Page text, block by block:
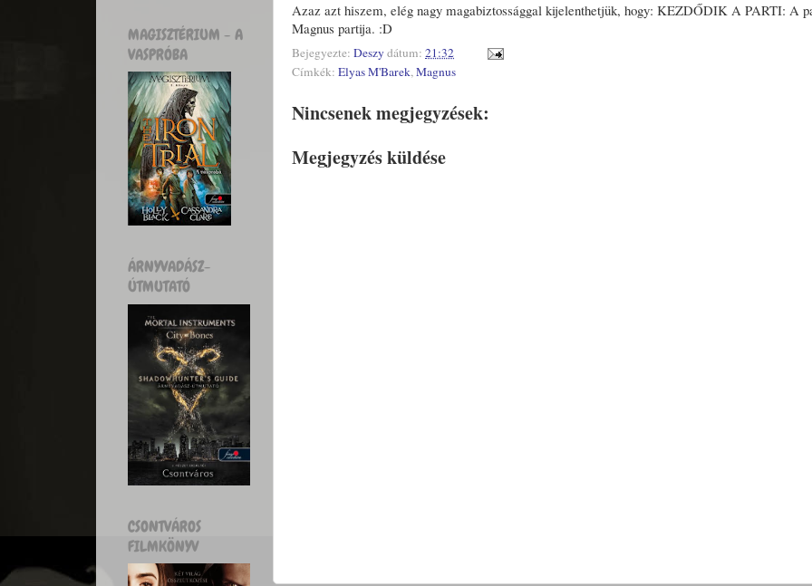
Azaz azt hiszem, elég nagy magabiztossággal kijelenthetjük, hogy: KEZDŐDIK A PARTI: A
Magnus partija. :D
Bejegyezte: Deszydátum: 21:32
Címkék: Elyas M'Barek,Magnus
Nincsenek megjegyzések:
Megjegyzés küldése
MAGISZTÉRIUM - A
VASPRÓBA
ÁRNYVADÁSZ-
ÚTMUTATÓ
CSONTVÁROS
FILMKÖNYV